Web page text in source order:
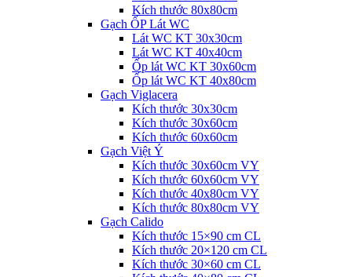
Kích thước 80x80cm
Gạch ỐP Lát WC
Lát WC KT 30x30cm
Lát WC KT 40x40cm
Ốp lát WC KT 30x60cm
Ốp lát WC KT 40x80cm
Gạch Viglacera
Kích thước 30x30cm
Kích thước 30x60cm
Kích thước 60x60cm
Gạch Việt Ý
Kích thước 30x60cm VY
Kích thước 60x60cm VY
Kích thước 40x80cm VY
Kích thước 80x80cm VY
Gạch Calido
Kích thước 15×90 cm CL
Kích thước 20×120 cm CL
Kích thước 30×60 cm CL